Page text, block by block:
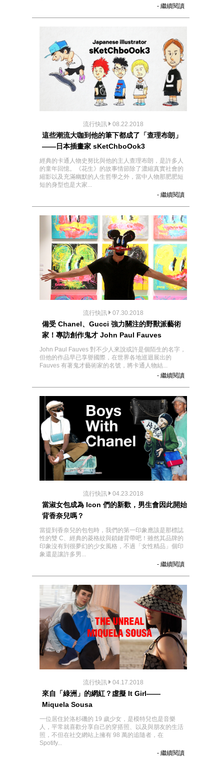
- 繼續閱讀
流行快訊 08.22.2018
這些潮流大咖到他的筆下都成了「查理布朗」
——日本插畫家 sKetChboOok3
經典的卡通人物史努比與他的主人查理布朗，是許多人
的童年回憶。《花生》的故事情節除了濃縮真實社會的
縮影以及充滿幽默的人生哲學之外，當中人物那肥肥短
短的身型也是大家...
- 繼續閱讀
流行快訊 07.30.2018
備受 Chanel、Gucci 強力關注的野獸派藝術
家！專訪創作鬼才 John Paul Fauves
John Paul Fauves 對不少人來說或許是個陌生的名字，
但他的作品早已享譽國際，在世界各地巡迴展出的
Fauves 有著鬼才藝術家的名號，將卡通人物結...
- 繼續閱讀
流行快訊 04.23.2018
當淑女包成為 Icon 們的新歡，男生會因此開始
背香奈兒嗎？
當提到香奈兒的包包時，我們的第一印象應該是那標誌
性的雙 C、經典的菱格紋與鎖鏈背帶吧！雖然其品牌的
印象沒有到很夢幻的少女風格，不過「女性精品」個印
象還是讓許多男...
- 繼續閱讀
流行快訊 04.17.2018
來自「綠洲」的網紅？虛擬 It Girl——
Miquela Sousa
一位居住於洛杉磯的 19 歲少女，是模特兒也是音樂
人，平常就喜歡分享自己的穿搭照、以及與朋友的生活
照，不但在社交網站上擁有 98 萬的追隨者，在
Spotify...
- 繼續閱讀